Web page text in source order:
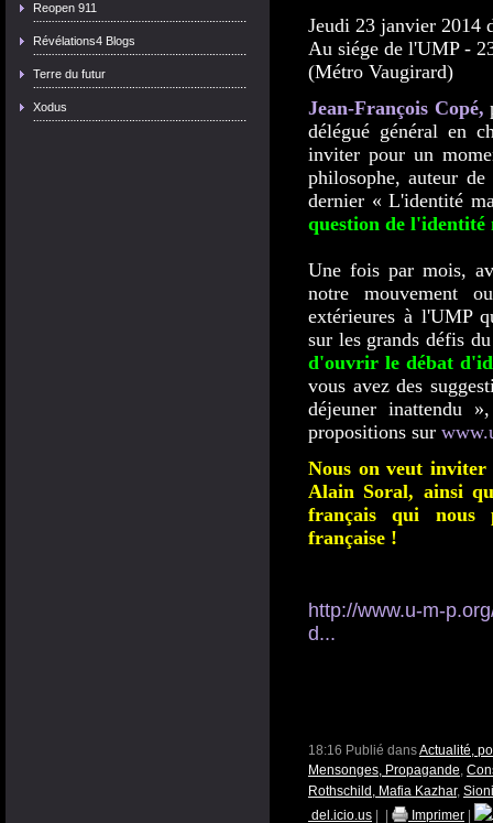
Reopen 911
Révélations4 Blogs
Terre du futur
Xodus
Jeudi 23 janvier 2014
Au siége de l'UMP -
(Métro Vaugirard)
Jean-François Copé,
délégué général en
inviter pour un
philosophe, auteur
dernier « L'identité
question de l'identité
Une fois par mois,
notre mouvement
extérieures à l'UMP
sur les grands défis
d'ouvrir le débat
vous avez des
déjeuner inattendu
propositions sur
Nous on veut inviter
Alain Soral, ainsi
français qui nous
française !
http://www.u-m-
d...
18:16 Publié dansActualité,
Mensonges, Propagande,
Rothschild, Mafia Kazhar,
del.icio.us
Imprimer